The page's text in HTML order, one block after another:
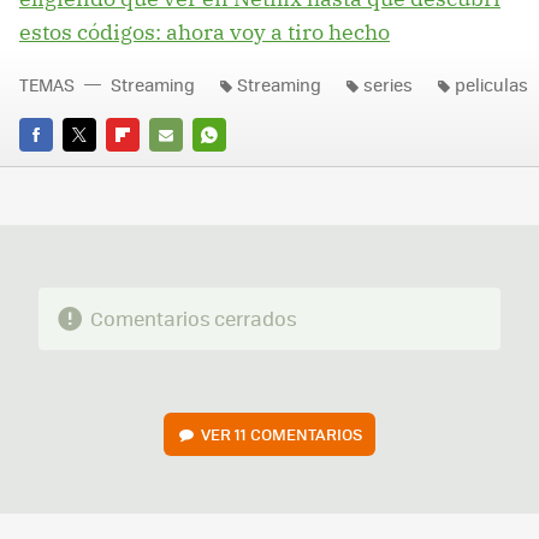
estos códigos: ahora voy a tiro hecho
FACEBOOK
TWITTERFLIPBOARD
E-
WHATSAPP
TEMAS Streaming Streaming series peliculas
Comentarios cerrados
VER11 COMENTARIOS